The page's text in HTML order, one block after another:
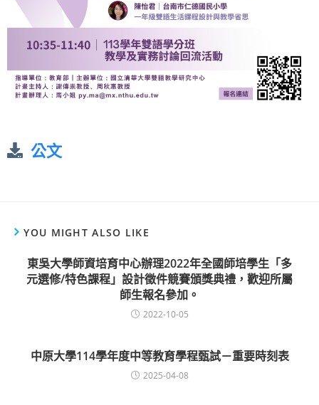
公文
YOU MIGHT ALSO LIKE
東吳大學師資培育中心辦理2022年全國師培學生「多
元選修/特色課程」設計徵件競賽頒獎典禮，歡迎所屬
師生報名參加。
2022-10-05
中原大學114學年度中等教育學程甄試－重要時刻表
2025-04-08